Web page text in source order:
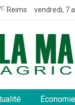
Reims vendredi, 7
Économie